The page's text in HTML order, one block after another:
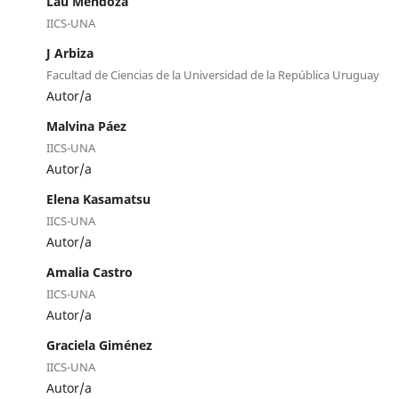
IICS-UNA
J Arbiza
Facultad de Ciencias de la Universidad de la República Uruguay
Autor/a
Malvina Páez
IICS-UNA
Autor/a
Elena Kasamatsu
IICS-UNA
Autor/a
Amalia Castro
IICS-UNA
Autor/a
Graciela Giménez
IICS-UNA
Autor/a